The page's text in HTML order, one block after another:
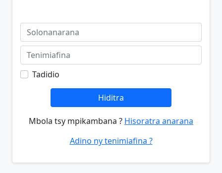
Tadidio
Hiditra
Mbola tsy mpikambana ? Hisoratra anarana
Adino ny tenimiafina ?